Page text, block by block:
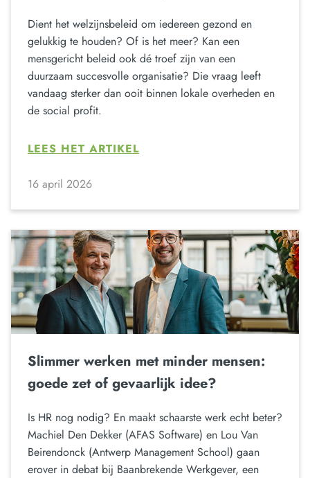
Dient het welzijnsbeleid om iedereen gezond en
gelukkig te houden? Of is het meer? Kan een
mensgericht beleid ook dé troef zijn van een
duurzaam succesvolle organisatie? Die vraag leeft
vandaag sterker dan ooit binnen lokale overheden en
de social profit.
LEES HET ARTIKEL
16 april 2026
Slimmer werken met minder mensen:
goede zet of gevaarlijk idee?
Is HR nog nodig? En maakt schaarste werk echt beter?
Machiel Den Dekker (AFAS Software) en Lou Van
Beirendonck (Antwerp Management School) gaan
erover in debat bij Baanbrekende Werkgever, een